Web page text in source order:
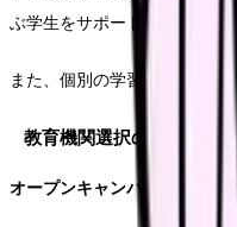
ぶ学生をサポートする体制が
また、個別の学習相談や、キ
教育機関選択のための情報
オープンキャンパスの活用